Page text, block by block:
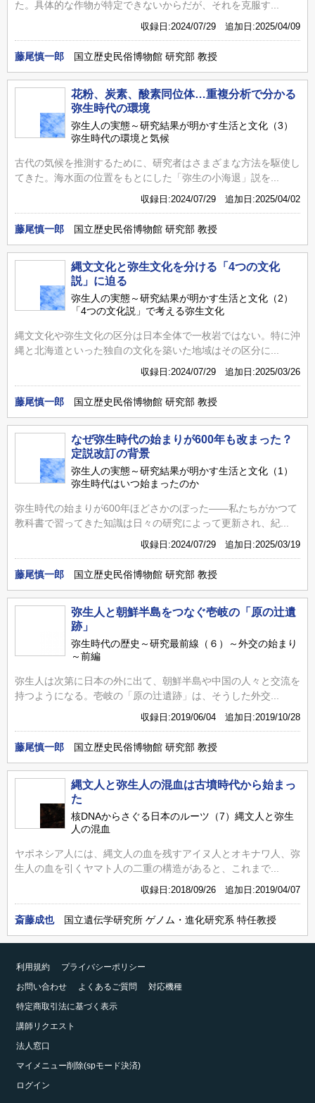
た。具体的な作物が特定できないからだが、それを克服す...
収録日:2024/07/29 追加日:2025/04/09
藤尾慎一郎 国立歴史民俗博物館 研究部 教授
花粉、炭素、酸素同位体…重複分析で分かる
弥生時代の環境
弥生人の実態～研究結果が明かす生活と文化（3）
弥生時代の環境と気候
古代の気候を推測するために、研究者はさまざまな方法を駆使し
てきた。海水面の位置をもとにした「弥生の小海退」説を...
収録日:2024/07/29 追加日:2025/04/02
藤尾慎一郎 国立歴史民俗博物館 研究部 教授
縄文文化と弥生文化を分ける「4つの文化
説」に迫る
弥生人の実態～研究結果が明かす生活と文化（2）
「4つの文化説」で考える弥生文化
縄文文化や弥生文化の区分は日本全体で一枚岩ではない。特に沖
縄と北海道といった独自の文化を築いた地域はその区分に...
収録日:2024/07/29 追加日:2025/03/26
藤尾慎一郎 国立歴史民俗博物館 研究部 教授
なぜ弥生時代の始まりが600年も改まった？
定説改訂の背景
弥生人の実態～研究結果が明かす生活と文化（1）
弥生時代はいつ始まったのか
弥生時代の始まりが600年ほどさかのぼった――私たちがかつて
教科書で習ってきた知識は日々の研究によって更新され、紀...
収録日:2024/07/29 追加日:2025/03/19
藤尾慎一郎 国立歴史民俗博物館 研究部 教授
弥生人と朝鮮半島をつなぐ壱岐の「原の辻遺
跡」
弥生時代の歴史～研究最前線（６）～外交の始まり
～前編
弥生人は次第に日本の外に出て、朝鮮半島や中国の人々と交流を
持つようになる。壱岐の「原の辻遺跡」は、そうした外交...
収録日:2019/06/04 追加日:2019/10/28
藤尾慎一郎 国立歴史民俗博物館 研究部 教授
縄文人と弥生人の混血は古墳時代から始まっ
た
核DNAからさぐる日本のルーツ（7）縄文人と弥生
人の混血
ヤポネシア人には、縄文人の血を残すアイヌ人とオキナワ人、弥
生人の血を引くヤマト人の二重の構造があると、これまで...
収録日:2018/09/26 追加日:2019/04/07
斎藤成也 国立遺伝学研究所 ゲノム・進化研究系 特任教授
利用規約
プライバシーポリシー
お問い合わせ
よくあるご質問
対応機種
特定商取引法に基づく表示
講師リクエスト
法人窓口
マイメニュー削除(spモード決済)
ログイン